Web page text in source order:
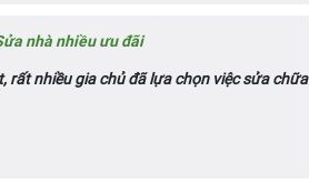
nhà nhiều ưu đãi
rất nhiều gia chủ đã lựa chọn việc sửa chữa